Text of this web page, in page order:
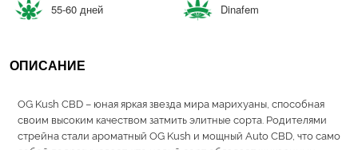
55-60 дней Dinafem
ОПИСАНИЕ
OG Kush CBD – юная яркая звезда мира марихуаны, способная
своим высоким качеством затмить элитные сорта. Родителями
стрейна стали ароматный OG Kush и мощный Auto CBD, что само